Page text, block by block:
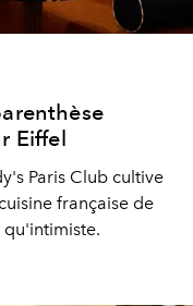
Eiffel
Paris Club cultive
française de
qu'intimiste.